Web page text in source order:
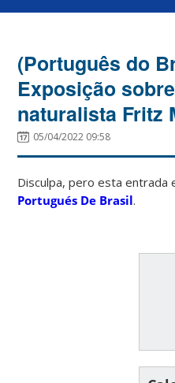
(Português do
Exposição
naturalista Fritz
05/04/2022 09:58
Disculpa, pero esta entrada
Portugués De Brasil.